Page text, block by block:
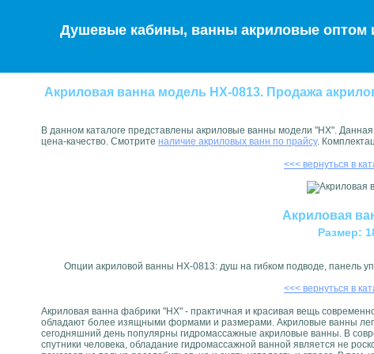
Душевые кабины, ванны акриловые оптом
Акриловая ванна модель HX-0813. Продажа
В данном каталоге представлены акриловые ванны модели "HX".
цена-качество. Смотрите наличие акриловых ванн по прайсу.
<<< вернуться в
Акриловая
Размер:
Опции акриловой ванны HX-0813: душ на гибком подводе, панель
<<< вернуться в
Акриловая ванна фабрики "HX" - практичная и красивая вещь
обладают более изящными формами и размерами. Акриловые ванны
сегодняшний день популярны гидромассажные акриловые ванны. В
спутники человека, обладание гидромассажной ванной является не